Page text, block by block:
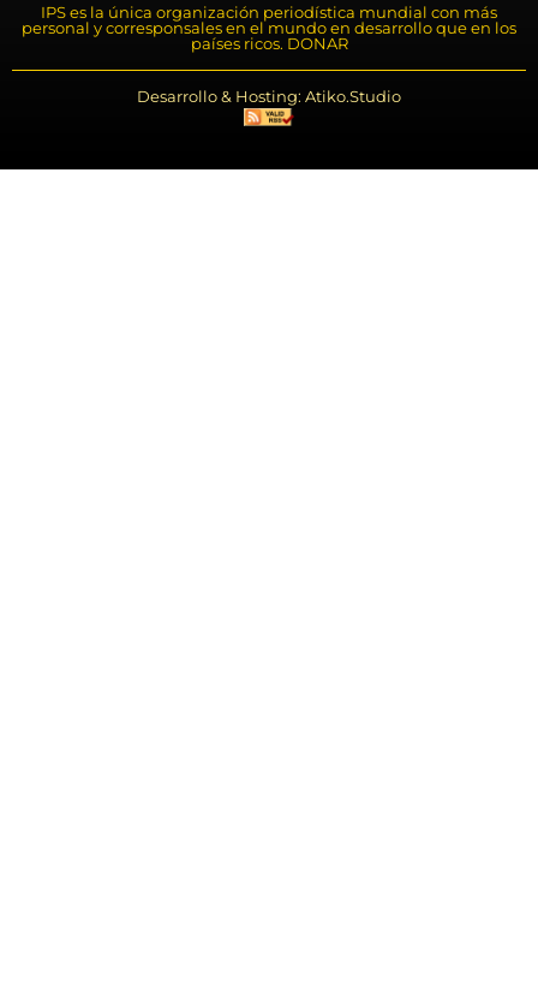
IPS es la única organización periodística mundial con más
personal y corresponsales en el mundo en desarrollo que en los
países ricos. DONAR
Desarrollo & Hosting: Atiko.Studio